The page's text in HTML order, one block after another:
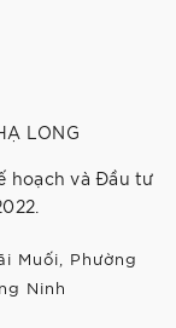
LONG
hoạch và Đầu tư
Muối, Phường
Ninh